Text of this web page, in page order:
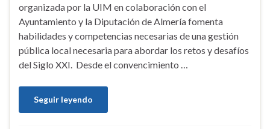
organizada por la UIM en colaboración con el
Ayuntamiento y la Diputación de Almería fomenta
habilidades y competencias necesarias de una gestión
pública local necesaria para abordar los retos y desafíos
del Siglo XXI. Desde el convencimiento …
Seguir leyendo